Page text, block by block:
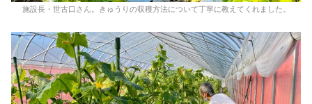
施設長・世古口さん。きゅうりの収穫方法について丁寧に教えてくれました。